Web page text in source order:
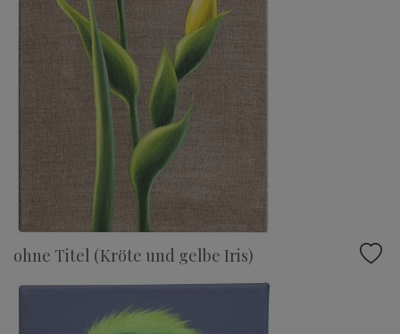
ohne Titel (Kröte und gelbe Iris)